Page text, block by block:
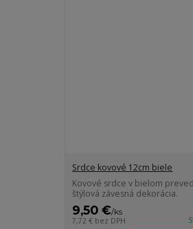
Srdce kovové 12cm biele
Kovové srdce v bielom
štýlová závesná dekorácia.
9,50 €/ks
7,72 € bez DPH